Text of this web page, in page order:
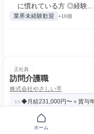
に慣れている方 ◎経験...
業界未経験歓迎 +16個
正社員
訪問介護職
株式会社やさしい手
◆月給231,000円〜＋賞与
ホーム